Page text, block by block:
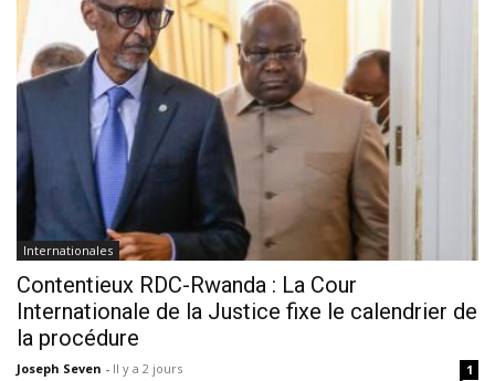
Internationales
Contentieux RDC-Rwanda : La Cour
Internationale de la Justice fixe le calendrier de
la procédure
Joseph Seven - Il y a 2 jours 1